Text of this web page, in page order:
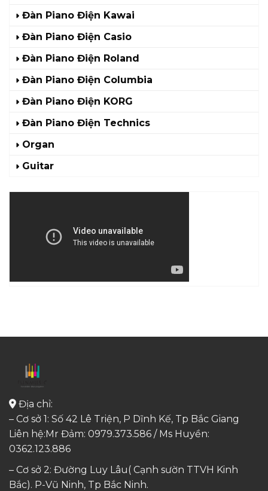
Đàn Piano Điện Kawai
Đàn Piano Điện Casio
Đàn Piano Điện Roland
Đàn Piano Điện Columbia
Đàn Piano Điện KORG
Đàn Piano Điện Technics
Organ
Guitar
Địa chỉ:
– Cơ sở 1: Số 42 Lê Triện, P Dĩnh Kế, Tp Bắc Giang
Liên hệ:Mr Đảm: 0979.373.586 / Ms Huyền:
0362.123.886
– Cơ sở 2: Đường Luy Lâu( Cạnh sườn TTVH Kinh
Bắc). P-Vũ Ninh, Tp Bắc Ninh.